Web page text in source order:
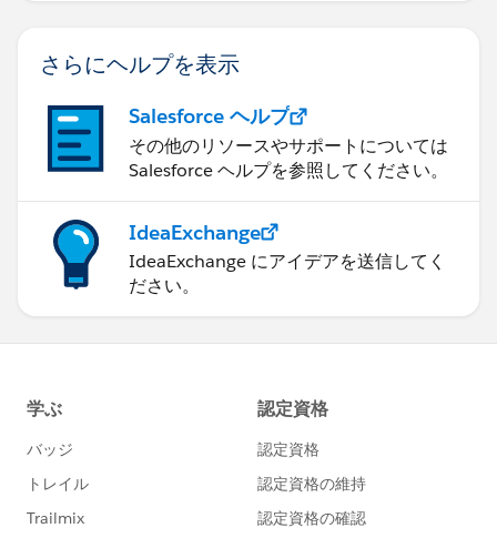
さらにヘルプを表示
Salesforce ヘルプ
その他のリソースやサポートについては
Salesforce ヘルプを参照してください。
IdeaExchange
IdeaExchange にアイデアを送信してく
ださい。